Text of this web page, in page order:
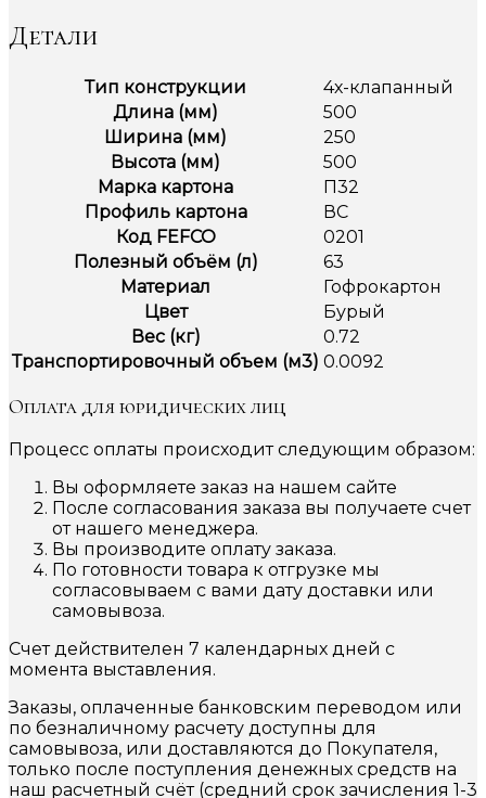
Детали
Тип конструкции
4х-клапанный
Длина (мм)
500
Ширина (мм)
250
Высота (мм)
500
Марка картона
П32
Профиль картона
ВС
Код FEFCO
0201
Полезный объём (л)
63
Материал
Гофрокартон
Цвет
Бурый
Вес (кг)
0.72
Транспортировочный объем (м3) 0.0092
Оплата для юридических лиц
Процесс оплаты происходит следующим образом:
Вы оформляете заказ на нашем сайте
После согласования заказа вы получаете счет
от нашего менеджера.
Вы производите оплату заказа.
По готовности товара к отгрузке мы
согласовываем с вами дату доставки или
самовывоза.
Счет действителен 7 календарных дней с
момента выставления.
Заказы, оплаченные банковским переводом или
по безналичному расчету доступны для
самовывоза, или доставляются до Покупателя,
только после поступления денежных средств на
наш расчетный счёт (средний срок зачисления 1-3